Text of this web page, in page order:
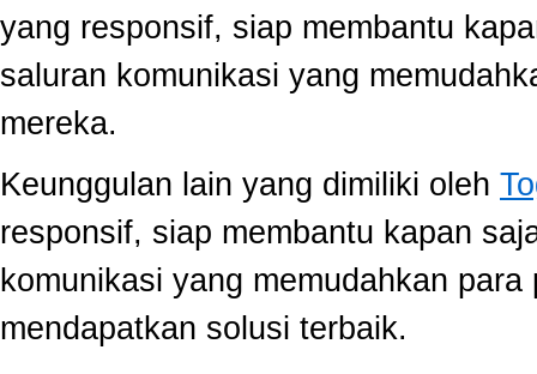
yang responsif, siap membantu
saluran komunikasi yang
mereka.
Keunggulan lain yang dimiliki oleh
responsif, siap membantu kapan
komunikasi yang memudahkan
mendapatkan solusi terbaik.